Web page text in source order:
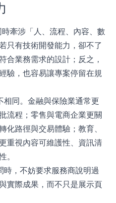
牽涉「人、流程、內容、數
只有技術開發能力，卻不了
合業務需求的設計；反之，
驗，也容易讓專案停留在規
相同。金融與保險業通常更
流程；零售與電商企業更關
化路徑與交易體驗；教育、
重視內容可維護性、資訊清
。
時，不妨要求服務商說明過
實際成果，而不只是展示頁